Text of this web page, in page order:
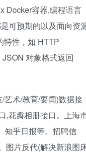
Docker容器,编程语言
可预期的以及面向资
特性，如 HTTP
对象格式返回
艺术/教育/要闻)数据接
,花瓣相册接口。上海
知乎日报等。招聘信
图片反代(解决新浪图